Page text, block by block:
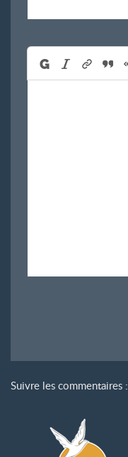
Suivre les commentaires :